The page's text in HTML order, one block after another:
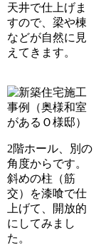
天井で仕上げま
すので、梁や棟
などが自然に見
えてきます。
2階ホール、別の
角度からです。
斜めの柱（筋
交）を漆喰で仕
上げて、開放的
にしてみまし
た。